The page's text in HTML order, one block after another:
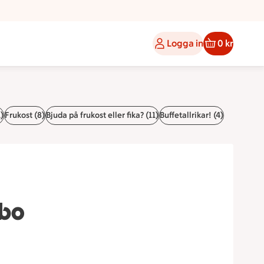
Logga in 0 kr
Frukost (8)Bjuda på frukost eller fika? (11)Buffetallrikar! (4)